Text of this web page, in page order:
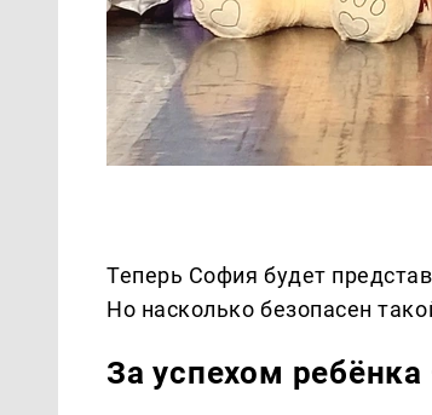
Теперь София будет
Но насколько безопасен
За успехом